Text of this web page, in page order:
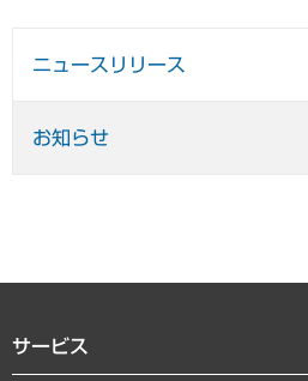
ニュースリリース
お知らせ
サービス